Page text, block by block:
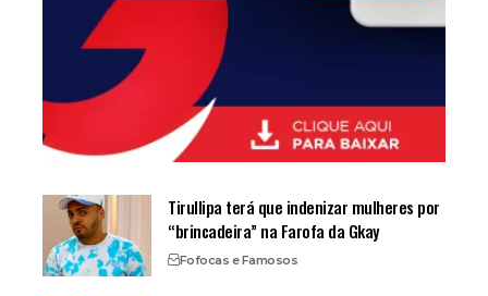
Tirullipa terá que indenizar mulheres por
“brincadeira” na Farofa da Gkay
Fofocas e Famosos